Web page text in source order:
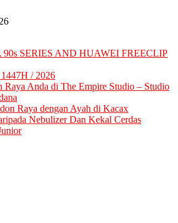
SERIES AND HUAWEI FREECLIP
/ 2026
Raya Anda di The Empire Studio – Studio
Raya dengan Ayah di Kacax
Nebulizer Dan Kekal Cerdas